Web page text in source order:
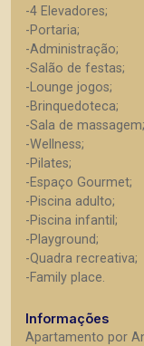
-4 Elevadores;
-Portaria;
-Administração;
-Salão de festas;
-Lounge jogos;
-Brinquedoteca;
-Sala de massagem;
-Wellness;
-Pilates;
-Espaço Gourmet;
-Piscina adulto;
-Piscina infantil;
-Playground;
-Quadra recreativa;
-Family place.
Informações
Apartamento por